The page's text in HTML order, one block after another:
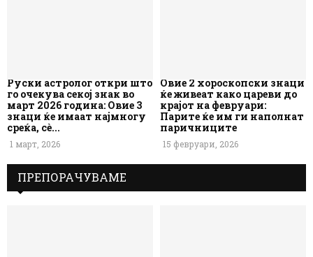
Руски астролог откри што
го очекува секој знак во
март 2026 година: Овие 3
знаци ќе имаат најмногу
среќа, сè...
1 март, 2026
Овие 2 хороскопски знаци
ќе живеат како цареви до
крајот на февруари:
Парите ќе им ги наполнат
паричниците
15 февруари, 2026
ПРЕПОРАЧУВАМЕ